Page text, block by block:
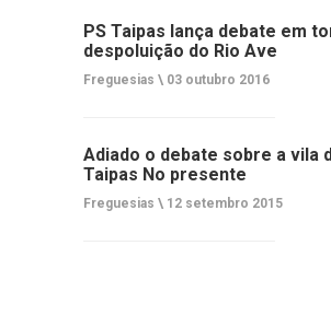
PS Taipas lança debate em
despoluição do Rio Ave
Freguesias \ 03 outubro 2016
Adiado o debate sobre a vila
Taipas No presente
Freguesias \ 12 setembro 2015